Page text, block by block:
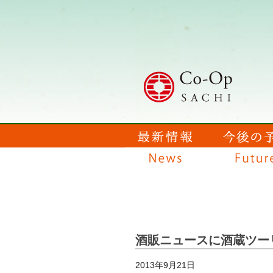
酒販ニュースに酒蔵ツー
2013年9月21日